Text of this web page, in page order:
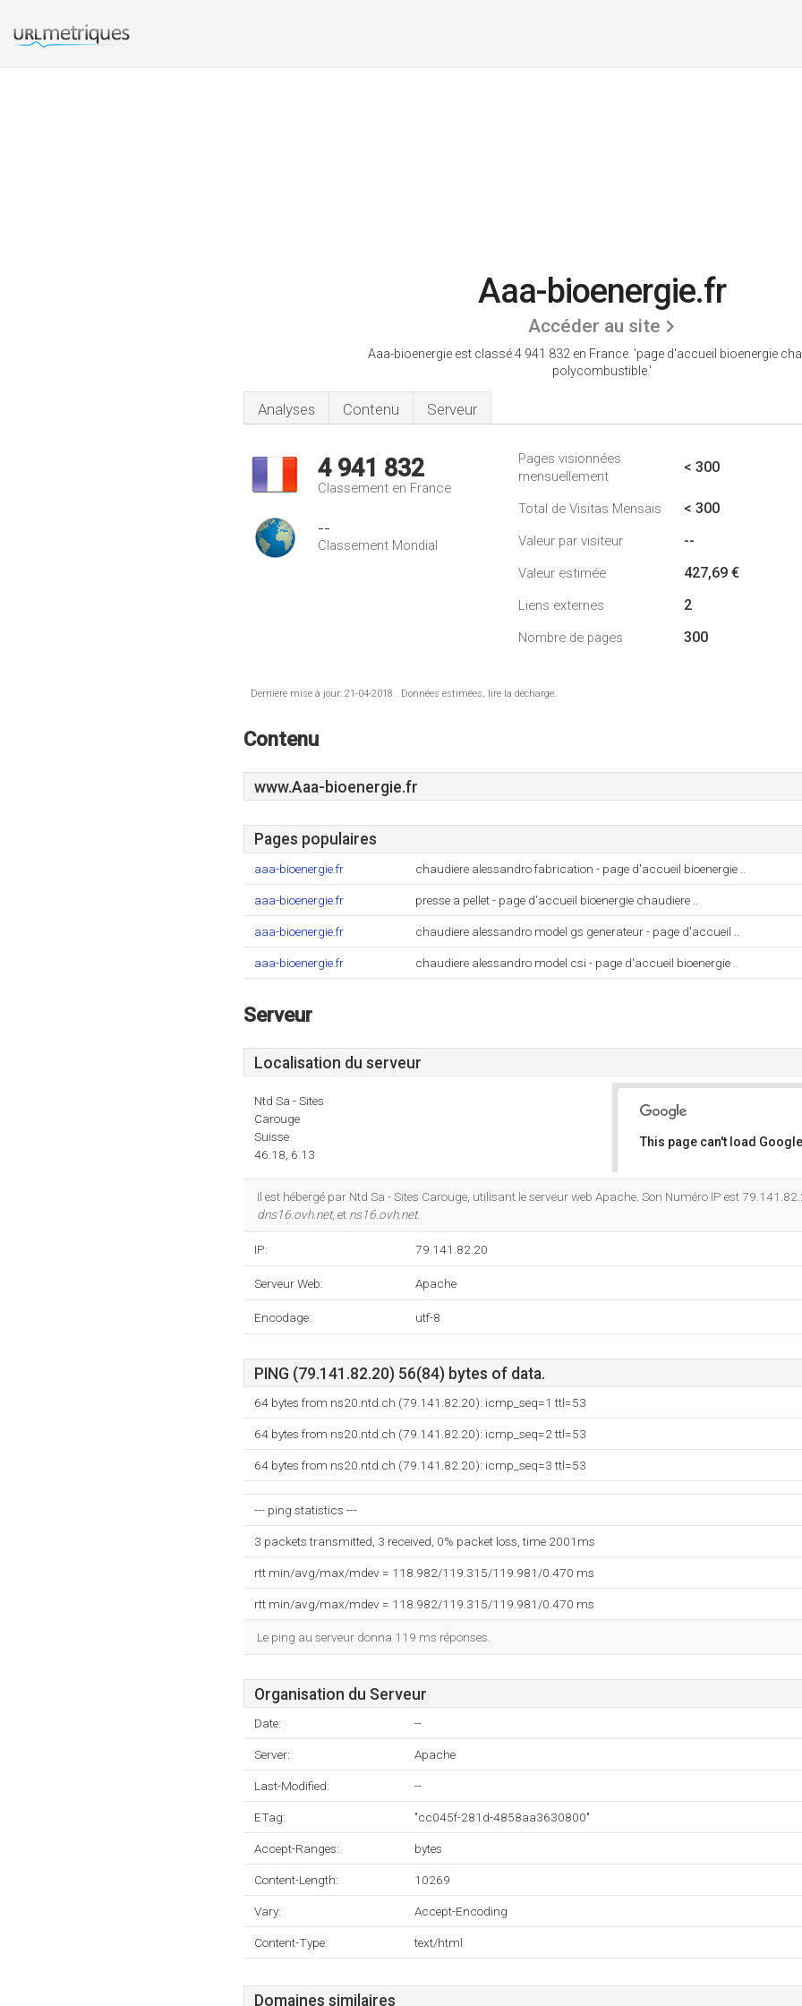
Aaa-bioenergie.fr
Accéder au site
Aaa-bioenergie est classé 4 941 832 en France. 'page d'accueil bioenergie
polycombustible.'
Analyses Contenu Serveur
4 941 832
Classement en France
--
Classement Mondial
Pages visionnées
mensuellement
< 300
Total de Visitas Mensais < 300
Valeur par visiteur --
Valeur estimée 427,69 €
Liens externes 2
Nombre de pages 300
Dernière mise à jour: 21-04-2018 . Données estimées, lire la décharge.
Contenu
www.Aaa-bioenergie.fr
Pages populaires
aaa-bioenergie.fr chaudiere alessandro fabrication - page d'accueil bioenergie ..
aaa-bioenergie.fr presse a pellet - page d'accueil bioenergie chaudiere ..
aaa-bioenergie.fr chaudiere alessandro model gs generateur - page d'accueil ..
aaa-bioenergie.fr chaudiere alessandro model csi - page d'accueil bioenergie ..
Serveur
Localisation du serveur
Ntd Sa - Sites
Carouge
Suisse
46.18, 6.13
This page can't load
Il est hébergé par Ntd Sa - Sites Carouge, utilisant le serveur web Apache. Son Numéro IP est
dns16.ovh.net, et ns16.ovh.net.
IP: 79.141.82.20
Serveur Web: Apache
Encodage: utf-8
PING (79.141.82.20) 56(84) bytes of data.
64 bytes from ns20.ntd.ch (79.141.82.20): icmp_seq=1 ttl=53
64 bytes from ns20.ntd.ch (79.141.82.20): icmp_seq=2 ttl=53
64 bytes from ns20.ntd.ch (79.141.82.20): icmp_seq=3 ttl=53
--- ping statistics ---
3 packets transmitted, 3 received, 0% packet loss, time 2001ms
rtt min/avg/max/mdev = 118.982/119.315/119.981/0.470 ms
rtt min/avg/max/mdev = 118.982/119.315/119.981/0.470 ms
Le ping au serveur donna 119 ms réponses.
Organisation du Serveur
Date: --
Server: Apache
Last-Modified: --
ETag: "cc045f-281d-4858aa3630800"
Accept-Ranges: bytes
Content-Length: 10269
Vary: Accept-Encoding
Content-Type: text/html
Domaines similaires